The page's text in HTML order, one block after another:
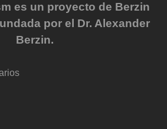
es un proyecto de Berzin
por el Dr. Alexander
Berzin.